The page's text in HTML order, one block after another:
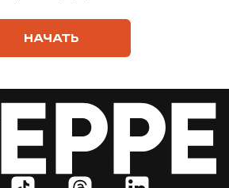
НАЧАТЬ